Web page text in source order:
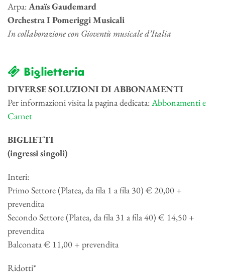
Arpa:Anaïs Gaudemard
Orchestra I Pomeriggi Musicali
In collaborazione con Gioventù musicale d’Italia
Biglietteria
DIVERSE SOLUZIONI DI ABBONAMENTI
Per informazioni visita la pagina dedicata:Abbonamenti e
Carnet
BIGLIETTI
(ingressi singoli)
Interi:
Primo Settore (Platea, da fila 1 a fila 30) € 20,00 +
prevendita
Secondo Settore (Platea, da fila 31 a fila 40) € 14,50 +
prevendita
Balconata € 11,00 + prevendita
Ridotti*